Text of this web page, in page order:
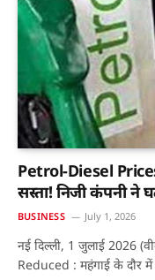
Petrol-Diesel
सस्ता! निजी कंपनी ने
BUSINESS July 1, 2026
नई दिल्ली, 1 जुलाई 2026
Reduced : महंगाई के दौर